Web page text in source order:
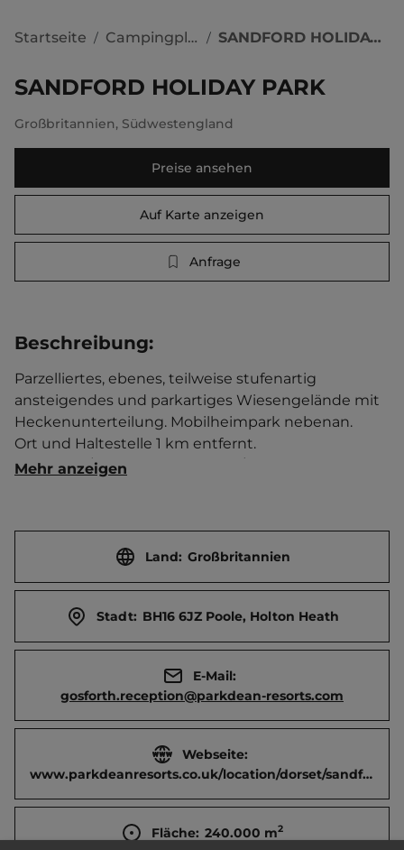
Startseite / Campingplätze / SANDFORD HOLIDAY PARK
SANDFORD HOLIDAY PARK
Großbritannien, Südwestengland
Preise ansehen
Auf Karte anzeigen
Anfrage
Beschreibung:
Parzelliertes, ebenes, teilweise stufenartig
ansteigendes und parkartiges Wiesengelände mit
Heckenunterteilung. Mobilheimpark nebenan.
Ort und Haltestelle 1 km entfernt.
Touristen-/Dauerstellplätze 350/35.
Mehr anzeigen
Land: Großbritannien
Stadt: BH16 6JZ Poole, Holton Heath
E-Mail:
gosforth.reception@parkdean-resorts.com
Webseite:
www.parkdeanresorts.co.uk/location/dorset/sandford
Fläche: 240.000 m2